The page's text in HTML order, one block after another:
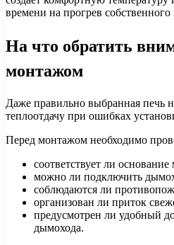
времени на прогрев собственного
На что обратить
монтажом
Даже правильно выбранная печь
теплоотдачу при ошибках
Перед монтажом необходимо
соответствует ли
можно ли подключить
соблюдаются ли
организован ли приток
предусмотрен ли удобный
дымохода.